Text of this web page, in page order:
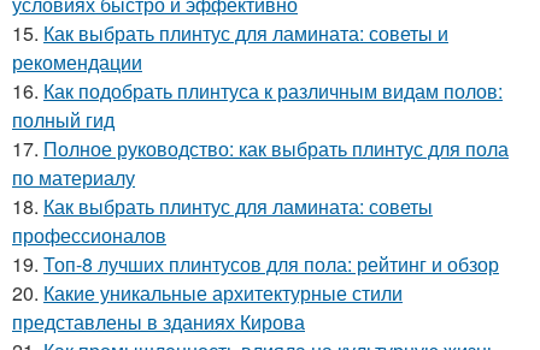
15. Как выбрать плинтус для ламината: советы и
рекомендации
16. Как подобрать плинтуса к различным видам полов:
полный гид
17. Полное руководство: как выбрать плинтус для пола
по материалу
18. Как выбрать плинтус для ламината: советы
профессионалов
19. Топ-8 лучших плинтусов для пола: рейтинг и обзор
20. Какие уникальные архитектурные стили
представлены в зданиях Кирова